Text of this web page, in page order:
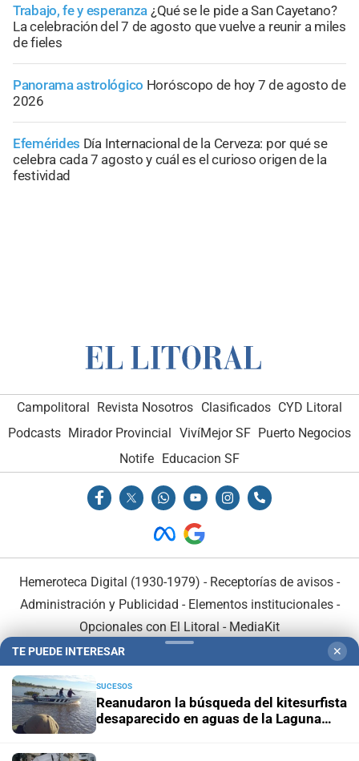
Trabajo, fe y esperanza ¿Qué se le pide a San Cayetano?
La celebración del 7 de agosto que vuelve a reunir a miles
de fieles
Panorama astrológico Horóscopo de hoy 7 de agosto de
2026
Efemérides Día Internacional de la Cerveza: por qué se
celebra cada 7 agosto y cuál es el curioso origen de la
festividad
Campolitoral Revista Nosotros Clasificados CYD Litoral
Podcasts Mirador Provincial VivíMejor SF Puerto Negocios
Notife
Educacion SF
Hemeroteca Digital (1930-1979) - Receptorías de avisos -
Administración y Publicidad - Elementos institucionales-
Opcionales con El Litoral - MediaKit
TE PUEDE INTERESAR ✕
SUCESOS
Reanudaron la búsqueda del kitesurfista
desaparecido en aguas de la Laguna